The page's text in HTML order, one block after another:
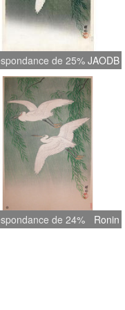
de 25%JAODB
de 24% Ronin